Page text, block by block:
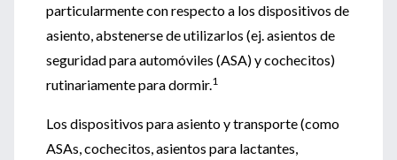
particularmente con respecto a los dispositivos de
asiento, abstenerse de utilizarlos (ej. asientos de
seguridad para automóviles (ASA) y cochecitos)
rutinariamente para dormir.1
Los dispositivos para asiento y transporte (como
ASAs, cochecitos, asientos para lactantes,